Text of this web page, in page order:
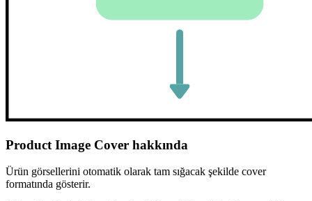
Product Image Cover hakkında
Ürün görsellerini otomatik olarak tam sığacak şekilde cover
formatında gösterir.